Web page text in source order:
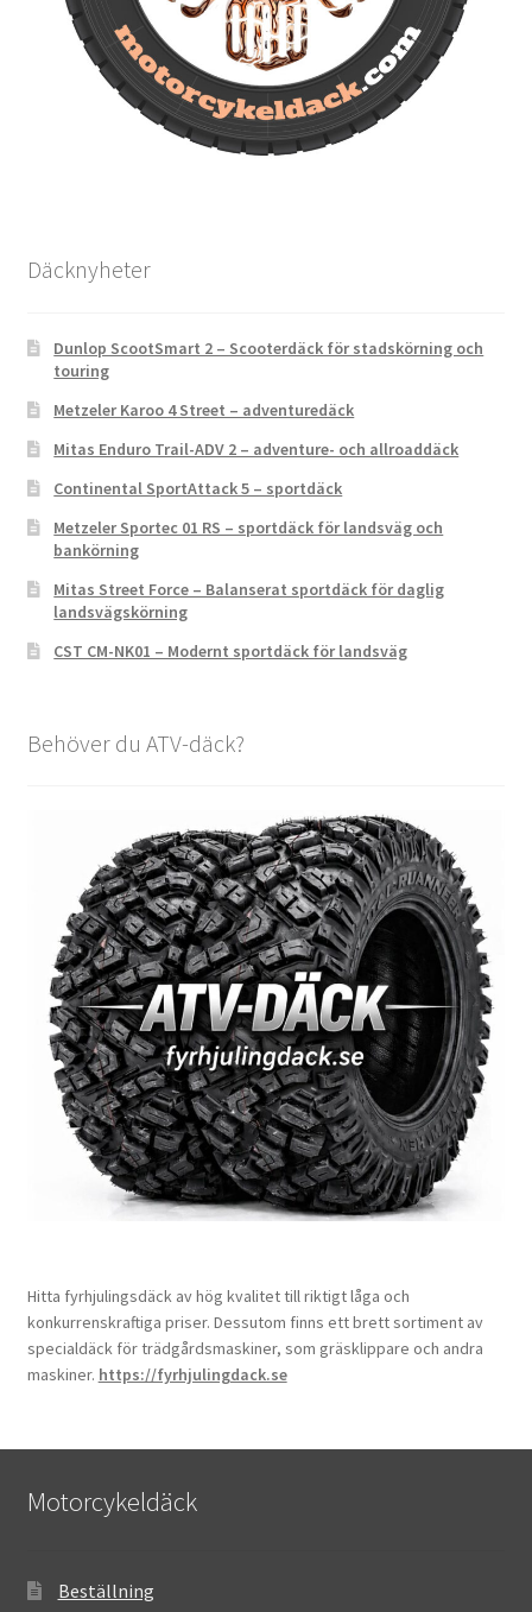
Däcknyheter
Dunlop ScootSmart 2 – Scooterdäck för stadskörning och
touring
Metzeler Karoo 4 Street – adventuredäck
Mitas Enduro Trail-ADV 2 – adventure- och allroaddäck
Continental SportAttack 5 – sportdäck
Metzeler Sportec 01 RS – sportdäck för landsväg och
bankörning
Mitas Street Force – Balanserat sportdäck för daglig
landsvägskörning
CST CM-NK01 – Modernt sportdäck för landsväg
Behöver du ATV-däck?
Hitta fyrhjulingsdäck av hög kvalitet till riktigt låga och
konkurrenskraftiga priser. Dessutom finns ett brett sortiment av
specialdäck för trädgårdsmaskiner, som gräsklippare och andra
maskiner. https://fyrhjulingdack.se
Motorcykeldäck
Beställning